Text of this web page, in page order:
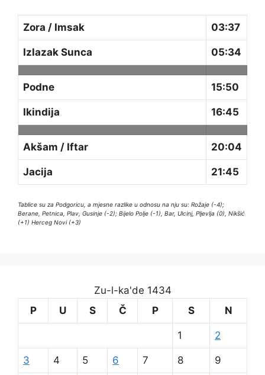
Zora / Imsak 03:37
Izlazak Sunca 05:34
Podne 15:50
Ikindija 16:45
Akšam / Iftar 20:04
Jacija 21:45
Tablice su za Podgoricu, a mjesne razlike u odnosu na nju su: Rožaje (-4);
Berane, Petnica, Plav, Gusinje (-2); Bijelo Polje (-1), Bar, Ulcinj, Pljevlja (0), Nikšić
(+1) Herceg Novi (+3)
Zu-l-ka'de 1434
P
U S Č P S N
1 2
3 4 5 6 7 8 9